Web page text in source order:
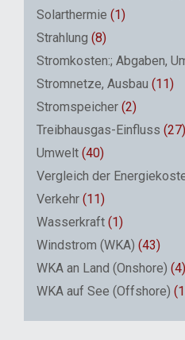
Solarthermie (1)
Strahlung (8)
Stromkosten:; Abgaben,
Stromnetze, Ausbau (11)
Stromspeicher (2)
Treibhausgas-Einfluss (27)
Umwelt (40)
Vergleich der
Verkehr (11)
Wasserkraft (1)
Windstrom (WKA) (43)
WKA an Land (Onshore) (4)
WKA auf See (Offshore)